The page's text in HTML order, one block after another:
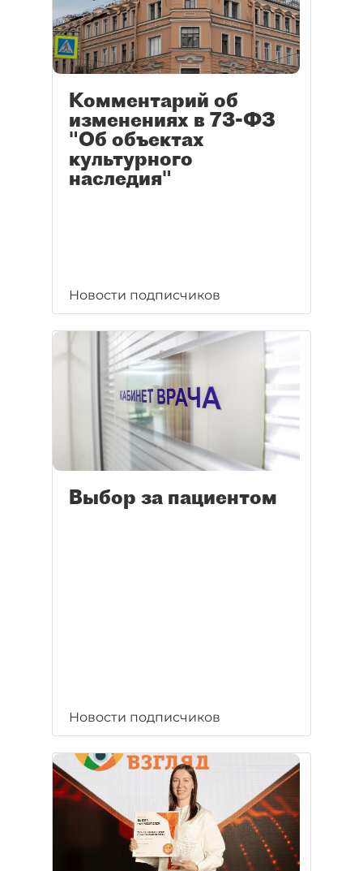
Комментарий об
изменениях в 73-ФЗ
"Об объектах
культурного
наследия"
Новости подписчиков
Выбор за пациентом
Новости подписчиков